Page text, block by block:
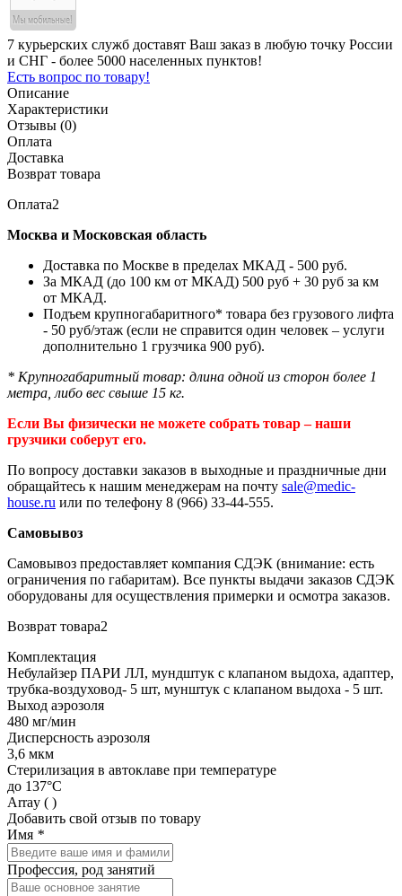
7 курьерских служб доставят Ваш заказ в любую точку России
и СНГ - более 5000 населенных пунктов!
Есть вопрос по товару!
Описание
Характеристики
Отзывы (0)
Оплата
Доставка
Возврат товара
Оплата2
Москва и Московская область
Доставка по Москве в пределах МКАД - 500 руб.
За МКАД (до 100 км от МКАД) 500 руб + 30 руб за км
от МКАД.
Подъем крупногабаритного* товара без грузового лифта
- 50 руб/этаж (если не справится один человек – услуги
дополнительно 1 грузчика 900 руб).
* Крупногабаритный товар: длина одной из сторон более 1
метра, либо вес свыше 15 кг.
Если Вы физически не можете собрать товар – наши
грузчики соберут его.
По вопросу доставки заказов в выходные и праздничные дни
обращайтесь к нашим менеджерам на почту sale@medic-
house.ru или по телефону 8 (966) 33-44-555.
Самовывоз
Самовывоз предоставляет компания СДЭК (внимание: есть
ограничения по габаритам). Все пункты выдачи заказов СДЭК
оборудованы для осуществления примерки и осмотра заказов.
Возврат товара2
Комплектация
Небулайзер ПАРИ ЛЛ, мундштук с клапаном выдоха, адаптер,
трубка-воздуховод- 5 шт, мунштук с клапаном выдоха - 5 шт.
Выход аэрозоля
480 мг/мин
Дисперсность аэрозоля
3,6 мкм
Стерилизация в автоклаве при температуре
до 137°С
Array ( )
Добавить свой отзыв по товару
Имя *
Профессия, род занятий